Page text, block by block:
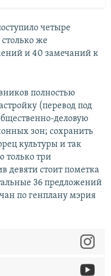
четыре
же
и 40 замечаний к
полностью
(перевод под
деловую
зон; сохранить
культуры и так
только три
девяти стоит пометка
36 предложений
по генплану мэрия